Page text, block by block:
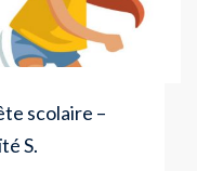
scolaire –
S.